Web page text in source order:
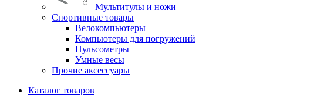
Мультитулы и ножи
Спортивные товары
Велокомпьютеры
Компьютеры для погружений
Пульсометры
Умные весы
Прочие аксессуары
Каталог товаров